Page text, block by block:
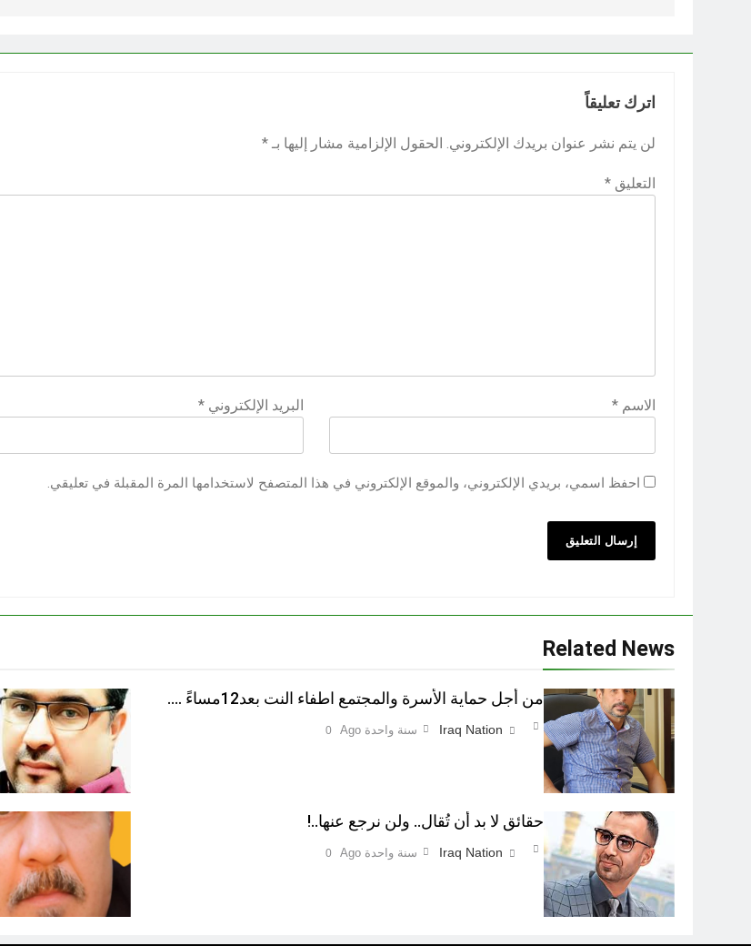
اترك تعليقاً
لن يتم نشر عنوان بريدك الإلكتروني. الحقول الإلزامية مشار إليها بـ *
التعليق *
الاسم * البريد الإلكتروني*
احفظ اسمي، بريدي الإلكتروني، والموقع الإلكتروني في هذا المتصفح لاستخدامها المرة المقبلة في تعليقي.
Related News
من أجل حماية الأسرة والمجتمع اطفاء النت بعد12مساءً ….
Iraq Nation سنة واحدة Ago 0
حقائق لا بد أن تُقال.. ولن نرجع عنها..!
Iraq Nation سنة واحدة Ago 0